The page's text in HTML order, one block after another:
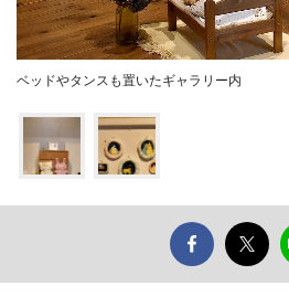
ベッドやタンスも置いたギャラリー内